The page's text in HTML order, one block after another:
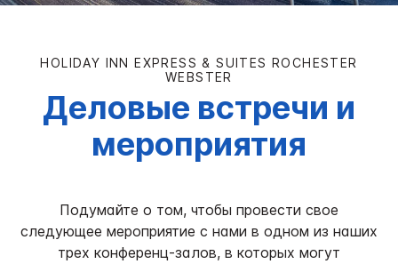
HOLIDAY INN EXPRESS & SUITES ROCHESTER
WEBSTER
Деловые встречи и
мероприятия
Подумайте о том, чтобы провести свое
следующее мероприятие с нами в одном из наших
трех конференц-залов, в которых могут